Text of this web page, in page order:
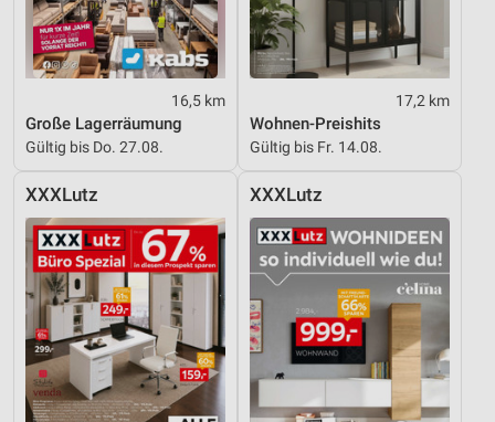
16,5 km
Große Lagerräumung
Gültig bis Do. 27.08.
17,2 km
Wohnen-Preishits
Gültig bis Fr. 14.08.
XXXLutz XXXLutz